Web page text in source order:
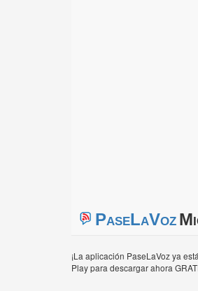
PaseLaVoz
¡La aplicación PaseLaVoz ya
Play para descargar ahora